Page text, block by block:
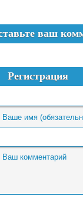
ваш
Регистрация